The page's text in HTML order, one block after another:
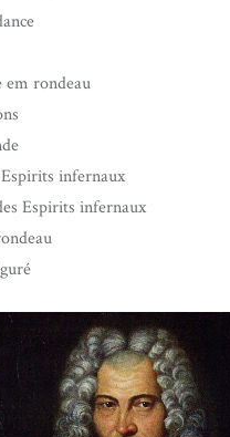
em rondeau
infernaux
Espirits infernaux